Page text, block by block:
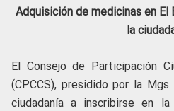
Adquisición de medicinas en El
la
El Consejo de Participación
(CPCCS), presidido por la
ciudadanía a inscribirse en